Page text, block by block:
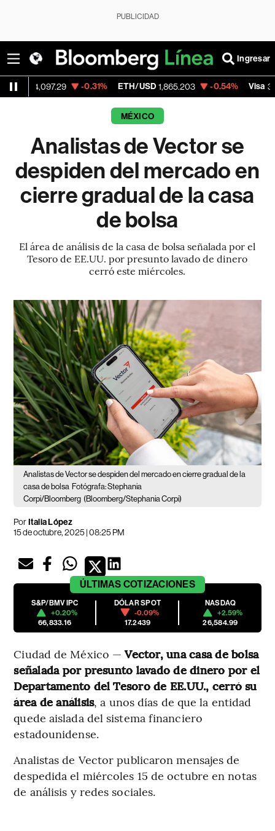
PUBLICIDAD
Ingresar
-0.31% ETH/USD 1,865.203 -0.54% Visa 369.59
MÉXICO
Analistas de Vector se
despiden del mercado en
cierre gradual de la casa
de bolsa
El área de análisis de la casa de bolsa señalada por el
Tesoro de EE.UU. por presunto lavado de dinero
cerró este miércoles.
Analistas de Vector se despiden del mercado en cierre gradual de la
casa de bolsa Fotógrafa: Stephania
Corpi/Bloomberg (Bloomberg/Stephania Corpi)
PorItalia López
15 de octubre, 2025 | 08:25 PM
ÚLTIMAS COTIZACIONES
S&P/BMV IPC
+0.20%
66,833.16
DÓLAR SPOT
-0.09%
17.2439
NASDAQ
+2.59%
26,584.99
Ciudad de México —Vector, una casa de bolsa
señalada por presunto lavado de dinero por el
Departamento del Tesoro de EE.UU., cerró su
área de análisis, a unos días de que la entidad
quede aislada del sistema financiero
estadounidense.
Analistas de Vector publicaron mensajes de
despedida el miércoles 15 de octubre en notas
de análisis y redes sociales.